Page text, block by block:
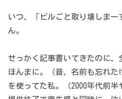
いつ、「ビルごと取り壊しまー
ん。
せっかく記事書いてきたのに、
ほんまに。（昔、名前も忘れ
を使ってた私。（2000年代前